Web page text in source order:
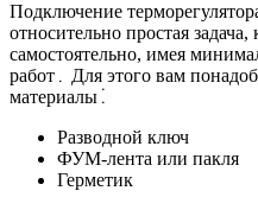
Подключение
относительно простая
самостоятельно, имея
работ․ Для этого вам
материалы⁚
Разводной ключ
ФУМ-лента или пакля
Герметик